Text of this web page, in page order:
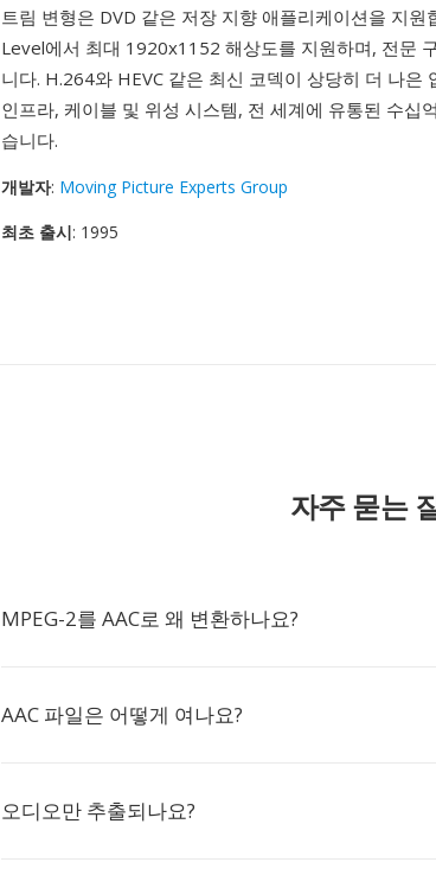
트림 변형은 DVD 같은 저장 지향 애플리케이션을 지
Level에서 최대 1920x1152 해상도를 지원하며, 전문
니다. H.264와 HEVC 같은 최신 코덱이 상당히 더 나은
인프라, 케이블 및 위성 시스템, 전 세계에 유통된 수십
습니다.
개발자: Moving Picture Experts Group
최초 출시: 1995
자주 묻는
MPEG-2를 AAC로 왜 변환하나요?
AAC 파일은 어떻게 여나요?
오디오만 추출되나요?